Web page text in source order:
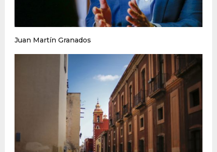
Juan Martín Granados